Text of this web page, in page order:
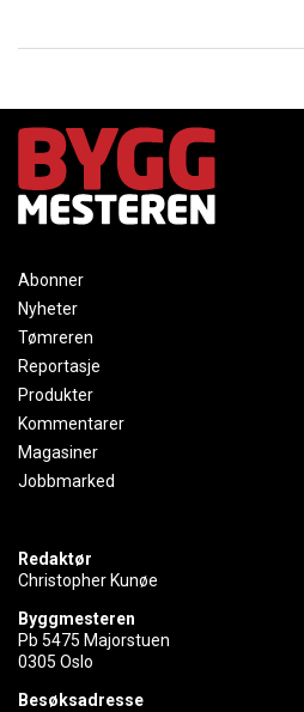
Abonner
Nyheter
Tømreren
Reportasje
Produkter
Kommentarer
Magasiner
Jobbmarked
Redaktør
Christopher Kunøe
Byggmesteren
Pb 5475 Majorstuen
0305 Oslo
Besøksadresse